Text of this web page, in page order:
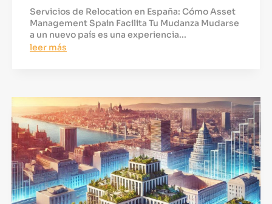
Servicios de Relocation en España: Cómo Asset
Management Spain Facilita Tu Mudanza Mudarse
a un nuevo país es una experiencia...
leer más